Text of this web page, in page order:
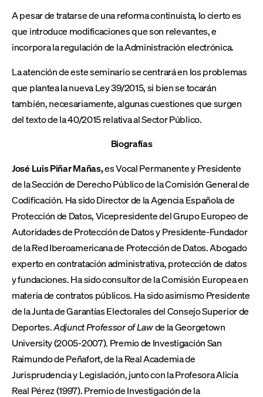
A pesar de tratarse de una reforma continuista, lo cierto es
que introduce modificaciones que son relevantes, e
incorpora la regulación de la Administración electrónica.
La atención de este seminario se centrará en los problemas
que plantea la nueva Ley 39/2015, si bien se tocarán
también, necesariamente, algunas cuestiones que surgen
del texto de la 40/2015 relativa al Sector Público.
Biografías
José Luis Piñar Mañas,es Vocal Permanente y Presidente
de la Sección de Derecho Público de la Comisión General de
Codificación. Ha sido Director de la Agencia Española de
Protección de Datos, Vicepresidente del Grupo Europeo de
Autoridades de Protección de Datos y Presidente-Fundador
de la Red Iberoamericana de Protección de Datos. Abogado
experto en contratación administrativa, protección de datos
y fundaciones. Ha sido consultor de la Comisión Europea en
materia de contratos públicos. Ha sido asimismo Presidente
de la Junta de Garantías Electorales del Consejo Superior de
Deportes.Adjunct Professor of Lawde la Georgetown
University (2005-2007). Premio de Investigación San
Raimundo de Peñafort, de la Real Academia de
Jurisprudencia y Legislación, junto con la Profesora Alicia
Real Pérez (1997). Premio de Investigación de la